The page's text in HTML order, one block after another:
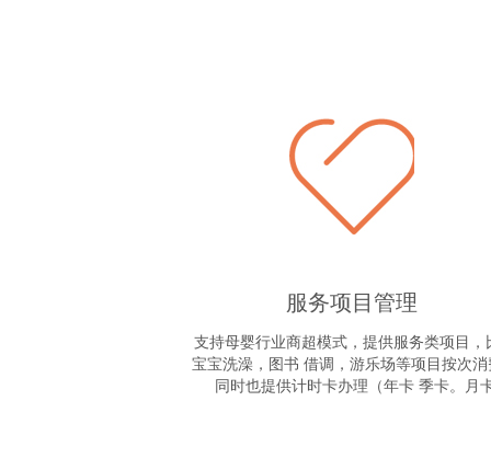
服务项目管理
支持母婴行业商超模式，提供服务类项目，
宝宝洗澡，图书 借调，游乐场等项目按次消
同时也提供计时卡办理（年卡 季卡。月